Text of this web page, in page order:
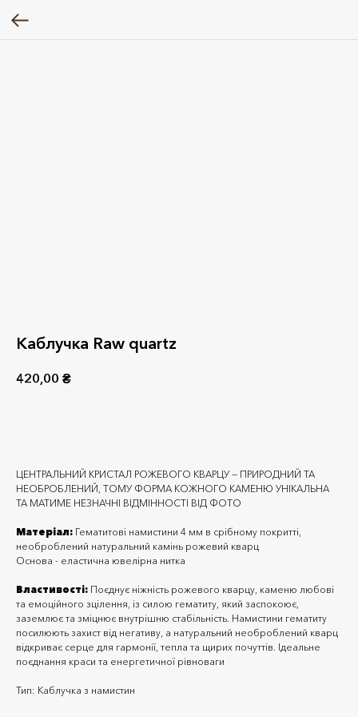
Каблучка Raw quartz
420,00 ₴
ЦЕНТРАЛЬНИЙ КРИСТАЛ РОЖЕВОГО КВАРЦУ — ПРИРОДНИЙ ТА
НЕОБРОБЛЕНИЙ, ТОМУ ФОРМА КОЖНОГО КАМЕНЮ УНІКАЛЬНА
ТА МАТИМЕ НЕЗНАЧНІ ВІДМІННОСТІ ВІД ФОТО
Матеріал: Гематитові намистини 4 мм в срібному покритті,
необроблений натуральний камінь рожевий кварц
Основа - еластична ювелірна нитка
Властивості: Поєднує ніжність рожевого кварцу, каменю любові
та емоційного зцілення, із силою гематиту, який заспокоює,
заземлює та зміцнює внутрішню стабільність. Намистини гематиту
посилюють захист від негативу, а натуральний необроблений кварц
відкриває серце для гармонії, тепла та щирих почуттів. Ідеальне
поєднання краси та енергетичної рівноваги
Тип: Каблучка з намистин